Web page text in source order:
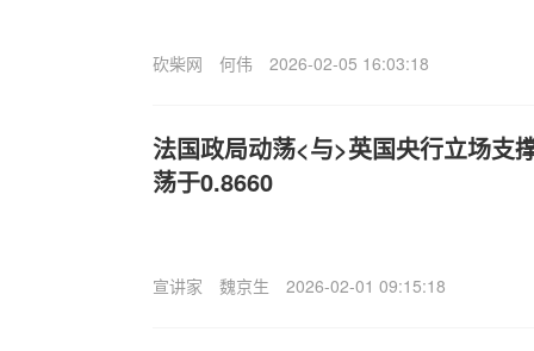
砍柴网 何伟 2026-02-05 16:03:18
法国政局动荡<与>英国央行立场支
荡于0.8660
宣讲家 魏京生 2026-02-01 09:15:18